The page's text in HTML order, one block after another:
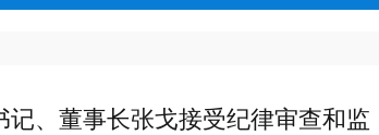
、董事长张戈接受纪律审查和监